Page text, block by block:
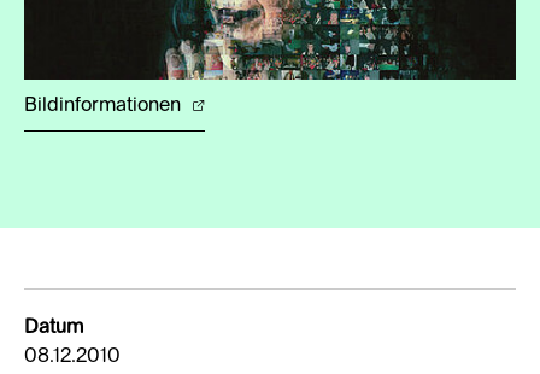
Bildinformationen
Datum
08.12.2010